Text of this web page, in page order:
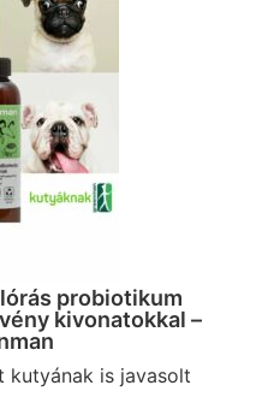
probiotikum
kivonatokkal –
kutyának is javasolt